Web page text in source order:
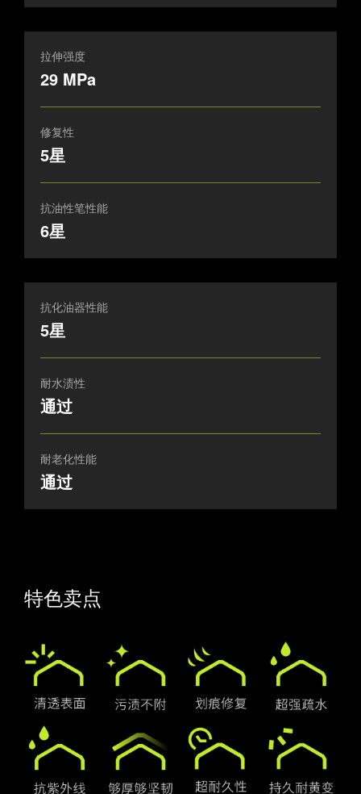
拉伸强度
29 MPa
修复性
5星
抗油性笔性能
6星
抗化油器性能
5星
耐水渍性
通过
耐老化性能
通过
特色卖点